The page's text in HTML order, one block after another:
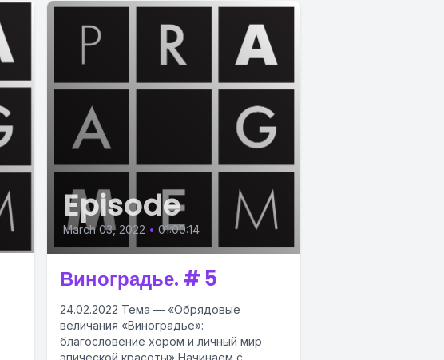
Episode
March 03, 2022 • 01:00:14
Виноградье. # 5
24.02.2022 Тема — «Обрядовые
величания «Виноградье»:
благословение хором и личный мир